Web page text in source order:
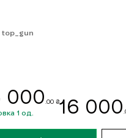
top_gun
000 .00 ₴
1 од. 16 000